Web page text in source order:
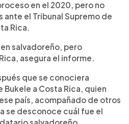
en el 2020, pero no
el Tribunal Supremo de
Rica.
salvadoreño, pero
asegura el informe.
que se conociera
a Costa Rica, quien
país, acompañado de otros
se desconoce cuál fue el